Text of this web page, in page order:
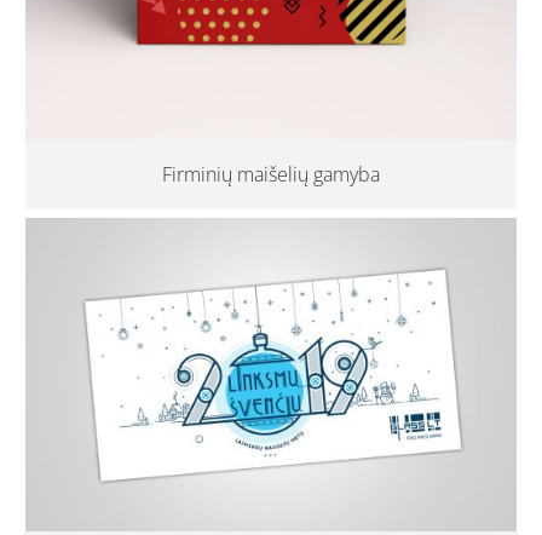
Firminių maišelių gamyba